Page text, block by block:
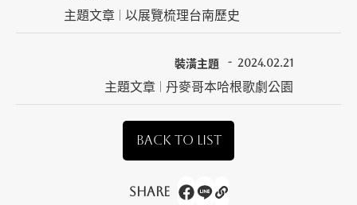
主題文章 | 以展覽梳理台南歷史
裝潢主題 2024.02.21
主題文章 | 丹麥哥本哈根歌劇公園
BACK TO LIST
Share